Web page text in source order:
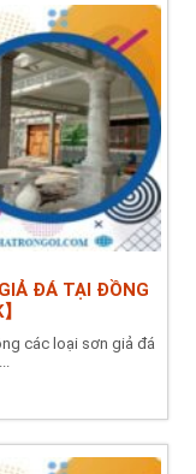
ĐÁ TẠI ĐỒNG
các loại sơn giả đá